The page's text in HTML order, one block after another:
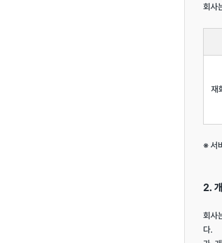
회사
재
※ 서
2.
회사
다.